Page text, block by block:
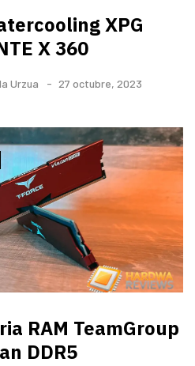
XPG
X 360
Urzua 27 octubre, 2023
RAM TeamGroup
DDR5